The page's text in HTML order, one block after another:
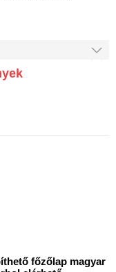
főzőlap magyar